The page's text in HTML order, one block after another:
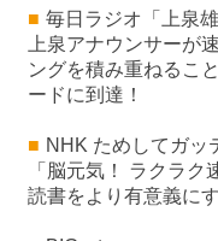
■ 毎日ラジオ「上泉
上泉アナウンサーが
ングを積み重ねるこ
ードに到達！
■ NHK ためしてガッ
「脳元気！ ラクラク
読書をより有意義に